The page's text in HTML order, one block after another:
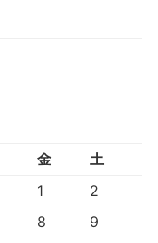
金
土
1
2
8
9